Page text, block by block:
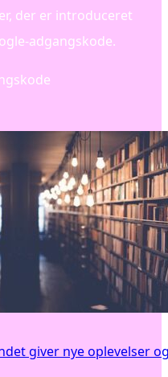
der er introduceret
adgangskode.
giver nye oplevelser